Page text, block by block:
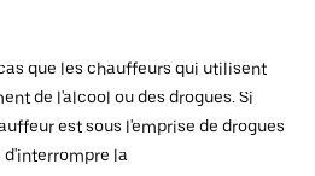
que les chauffeurs qui utilisent
de l'alcool ou des drogues. Si
est sous l'emprise de drogues
d'interrompre la